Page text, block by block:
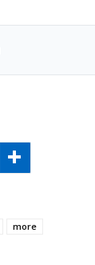
more